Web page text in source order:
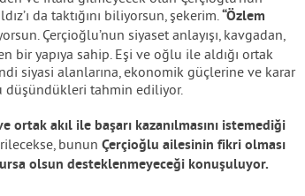
da taktığını biliyorsun, şekerim.“Özlem
Çerçioğlu’nun siyaset anlayışı, kavgadan,
bir yapıya sahip. Eşi ve oğlu ile aldığı ortak
siyasi alanlarına, ekonomik güçlerine ve karar
tahmin ediliyor.
ortak akıl ile başarı kazanılmasını istemediği
bunun Çerçioğlu ailesinin fikri olması
olsun desteklenmeyeceği konuşuluyor.